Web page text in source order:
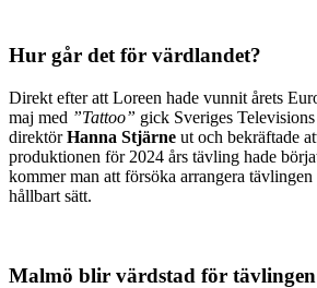
Hur går det för värdlandet?
Direkt efter att Loreen hade vunnit årets
maj med ”Tattoo” gick Sveriges
direktörHanna Stjärne ut och bekräftade
produktionen för 2024 års tävling hade
kommer man att försöka arrangera
hållbart sätt.
Malmö blir värdstad för tävlingen